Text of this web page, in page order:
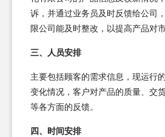
诉，并通过业务员及时反馈给公司
限公司能及时整改，以提高产品对
三、人员安排
主要包括顾客的需求信息，现运行
变化情况，客户对产品的质量、交
等各方面的反馈。
四、时间安排